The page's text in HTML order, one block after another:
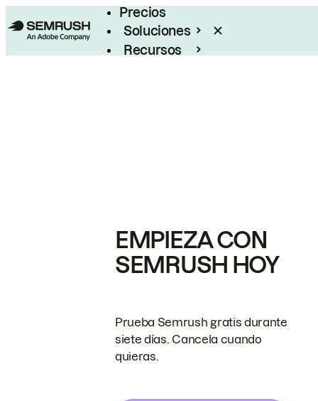
Precios
Soluciones
Recursos
EMPIEZA CON
SEMRUSH HOY
Prueba Semrush gratis durante
siete días. Cancela cuando
quieras.